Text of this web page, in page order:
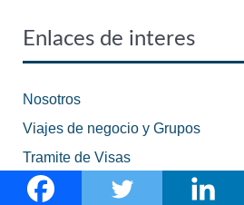
Enlaces de interes
Nosotros
Viajes de negocio y Grupos
Tramite de Visas
Hagámos Equipo | Red 2bTRAVEL